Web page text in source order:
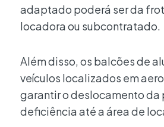
adaptado poderá ser da
locadora ou subcontratado.
Além disso, os balcões de
veículos localizados em
garantir o deslocamento da
deficiência até a área de